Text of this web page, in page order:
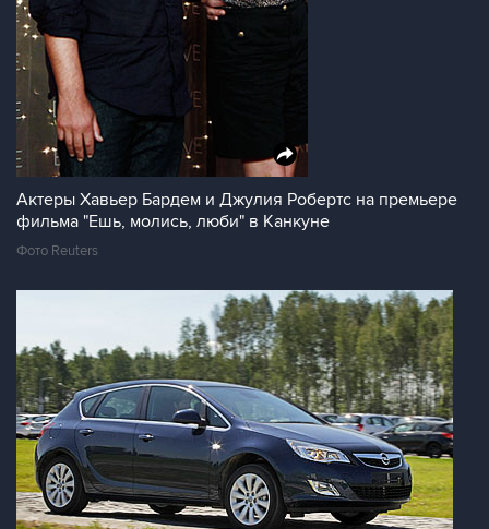
Актеры Хавьер Бардем и Джулия Робертс на премьере
фильма "Ешь, молись, люби" в Канкуне
Фото Reuters